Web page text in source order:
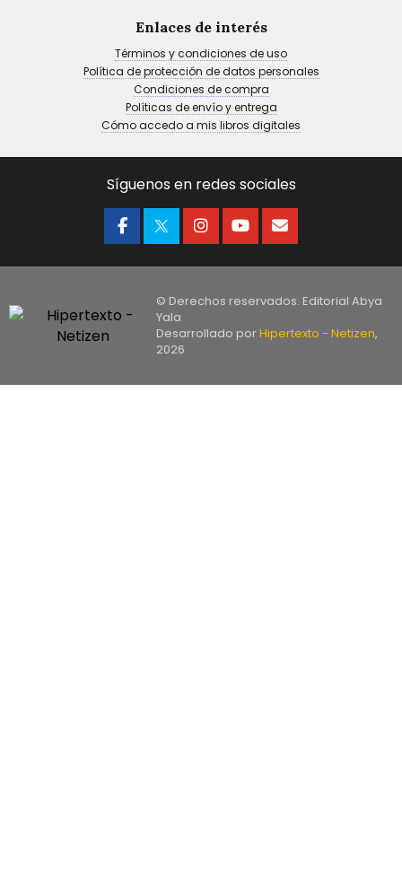
Enlaces de interés
Términos y condiciones de uso
Política de protección de datos personales
Condiciones de compra
Políticas de envío y entrega
Cómo accedo a mis libros digitales
Síguenos en redes sociales
© Derechos reservados. Editorial Abya
Yala
Desarrollado porHipertexto - Netizen,
2026